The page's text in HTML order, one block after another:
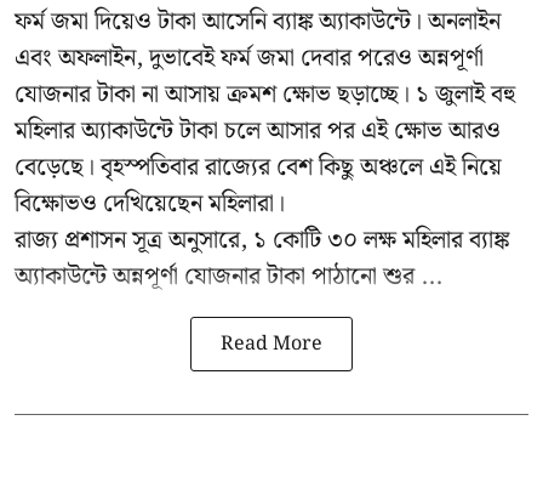
ফর্ম জমা দিয়েও টাকা আসেনি ব্যাঙ্ক অ্যাকাউন্টে। অনলাইন
এবং অফলাইন, দুভাবেই ফর্ম জমা দেবার পরেও অন্নপূর্ণা
যোজনার টাকা না আসায় ক্রমশ ক্ষোভ ছড়াচ্ছে। ১ জুলাই বহু
মহিলার অ্যাকাউন্টে টাকা চলে আসার পর এই ক্ষোভ আরও
বেড়েছে। বৃহস্পতিবার রাজ্যের বেশ কিছু অঞ্চলে এই নিয়ে
বিক্ষোভও দেখিয়েছেন মহিলারা।
রাজ্য প্রশাসন সূত্র অনুসারে, ১ কোটি ৩০ লক্ষ মহিলার ব্যাঙ্ক
অ্যাকাউন্টে অন্নপূর্ণা যোজনার টাকা পাঠানো শুর ...
Read More